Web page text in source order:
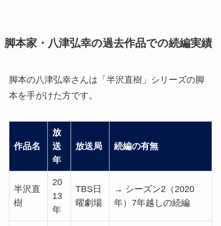
脚本家・八津弘幸の過去作品での続編実績
脚本の八津弘幸さんは「半沢直樹」シリーズの脚
本を手がけた方です。
作品名
放
送
年
放送局 続編の有無
半沢直
樹
20
13
年
TBS日
曜劇場
→ シーズン2（2020
年）7年越しの続編